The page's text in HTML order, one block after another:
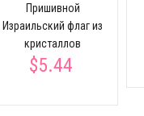
Пришивной
Израильский флаг из
кристаллов
$5.44